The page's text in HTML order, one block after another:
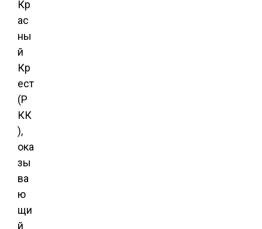
Кр
ас
ны
й
Кр
ест
(Р
КК
),
ока
зы
ва
ю
щи
й